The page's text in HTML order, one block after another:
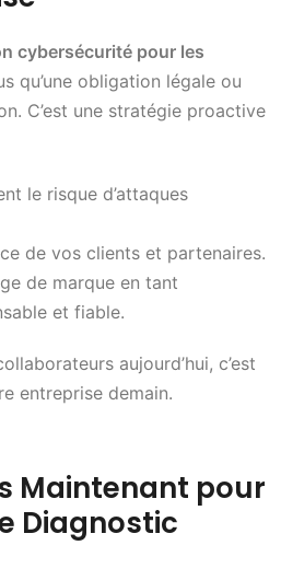
cybersécurité pour les
qu’une obligation légale ou
C’est une stratégie proactive
le risque d’attaques
de vos clients et partenaires.
de marque en tant
et fiable.
aujourd’hui, c’est
entreprise demain.
Maintenant pour
Diagnostic